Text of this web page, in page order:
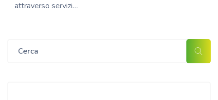
attraverso servizi…